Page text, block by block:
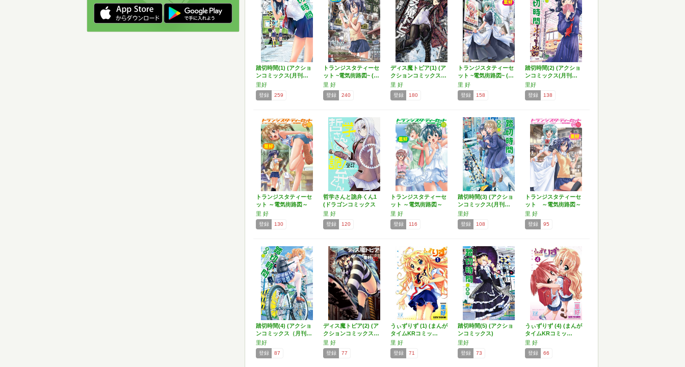
踏切時間(1) (アクショ
ンコミックス(月刊…
里好
登録 259
トランジスタティーセ
ット ~電気街路図~ (…
里 好
登録 240
ディス魔トピア(1) (ア
クションコミックス…
里 好
登録 180
トランジスタティーセ
ット ~電気街路図~ (…
里 好
登録 158
踏切時間(2) (アクショ
ンコミックス(月刊…
里好
登録 138
トランジスタティーセ
ット ～電気街路図～
(…
里 好
登録 130
哲学さんと詭弁くん1
(ドラゴンコミックス
エ…
里 好
登録 120
トランジスタティーセ
ット ～電気街路図～
(…
里 好
登録 116
踏切時間(3) (アクショ
ンコミックス(月刊…
里好
登録 108
トランジスタティーセ
ット ～電気街路図～
(…
里 好
登録 95
踏切時間(4) (アクショ
ンコミックス（月刊…
里好
登録 87
ディス魔トピア(2) (ア
クションコミックス…
里 好
登録 77
うぃずりず (1) (まんが
タイムKRコミッ…
里 好
登録 71
踏切時間(5) (アクショ
ンコミックス)
里好
登録 73
うぃずりず (4) (まんが
タイムKRコミッ…
里 好
登録 66